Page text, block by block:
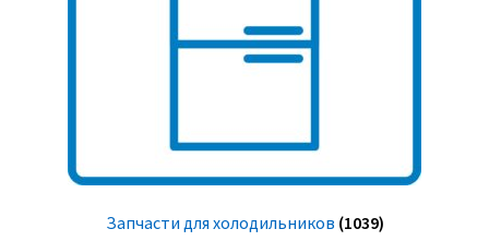
Запчасти для холодильников (1039)